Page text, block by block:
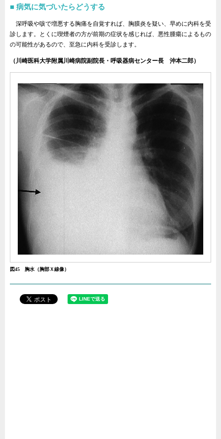
病気に気づいたらどうする
深呼吸や咳で増悪する胸痛を自覚すれば、胸膜炎を疑い、早めに内科を受
診します。とくに喫煙者の方が前期の症状を感じれば、悪性腫瘍によるもの
の可能性があるので、至急に内科を受診します。
（川崎医科大学附属川崎病院副院長・呼吸器病センター長 沖本二郎）
図45 胸水（胸部Ｘ線像）